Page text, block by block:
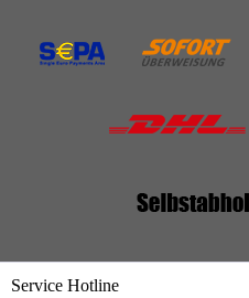
Service Hotline